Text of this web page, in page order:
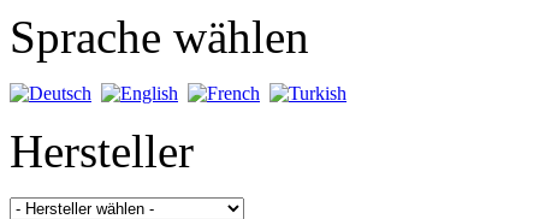
Sprache wählen
Hersteller